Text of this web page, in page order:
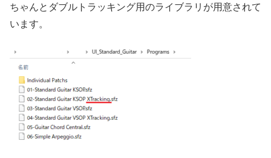
ちゃんとダブルトラッキング用のライブラリが用意されて
います。